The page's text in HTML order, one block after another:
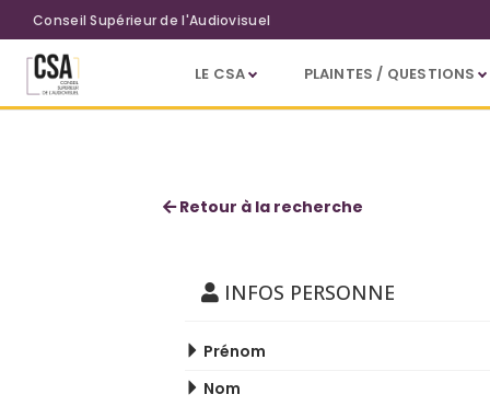
Aller au contenu principal
Conseil Supérieur de l'Audiovisuel
LE CSA PLAINTES / QUESTIONS
Alain Mathot
Retour à la recherche
INFOS PERSONNE
Prénom
Nom